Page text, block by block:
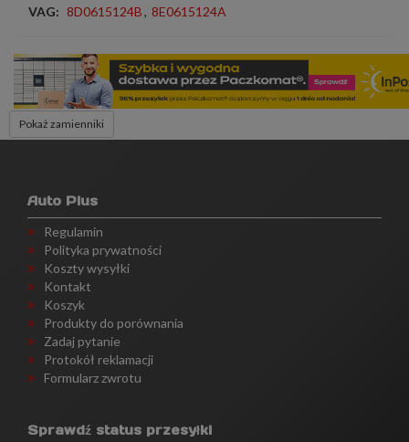
VAG: 8D0615124B, 8E0615124A
Pokaż zamienniki
Auto Plus
Regulamin
Polityka prywatności
Koszty wysyłki
Kontakt
Koszyk
Produkty do porównania
Zadaj pytanie
Protokół reklamacji
Formularz zwrotu
Sprawdź status przesyłki